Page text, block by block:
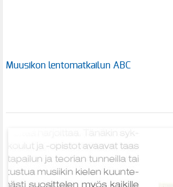
Muusikon lentomatkailun ABC